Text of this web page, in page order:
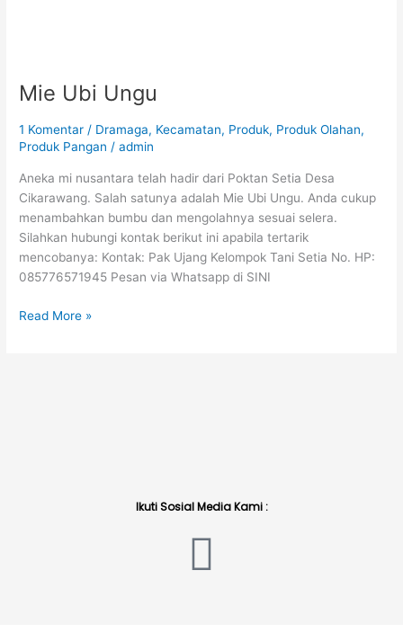
Mie Ubi Ungu
1 Komentar / Dramaga, Kecamatan, Produk, Produk Olahan,
Produk Pangan /admin
Aneka mi nusantara telah hadir dari Poktan Setia Desa
Cikarawang. Salah satunya adalah Mie Ubi Ungu. Anda cukup
menambahkan bumbu dan mengolahnya sesuai selera.
Silahkan hubungi kontak berikut ini apabila tertarik
mencobanya: Kontak: Pak Ujang Kelompok Tani Setia No. HP:
085776571945 Pesan via Whatsapp di SINI
Ungu
Read More »
Ikuti Sosial Media Kami :
I